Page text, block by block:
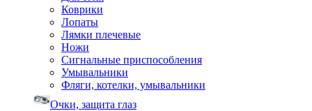
Коврики
Лопаты
Лямки плечевые
Ножи
Сигнальные приспособления
Умывальники
Фляги, котелки, умывальники
Очки, защита глаз